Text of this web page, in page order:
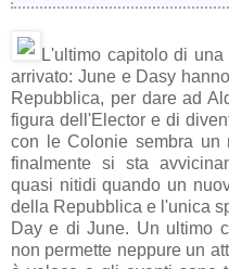
L'ultimo capitolo di
arrivato: June e Dasy
Repubblica, per dare ad
figura dell'Elector e di
con le Colonie sembra un
finalmente si sta
quasi nitidi quando un
della Repubblica e l'unica
Day e di June. Un ultimo
non permette neppure un